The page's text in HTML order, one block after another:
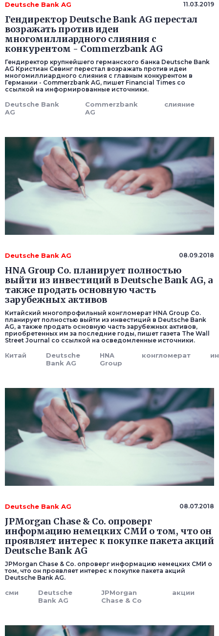
Deutsche Bank AG 11.03.2019
Гендиректор Deutsche Bank AG перестал
возражать против идеи
многомиллиардного слияния с
конкурентом - Commerzbank AG
Гендиректор крупнейшего германского банка Deutsche Bank
AG Кристиан Севинг перестал возражать против идеи
многомиллиардного слияния с главным конкурентом в
Германии - Commerzbank AG, пишет Financial Times со
ссылкой на информированные источники.
Deutsche Bank
AG
Commerzbank
AG
слияние
Deutsche Bank AG 08.09.2018
HNA Group Co. планирует полностью
выйти из инвестиций в Deutsche Bank AG, а
также продать основную часть
зарубежных активов
Китайский многопрофильный конгломерат HNA Group Co.
планирует полностью выйти из инвестиций в Deutsche Bank
AG, а также продать основную часть зарубежных активов,
приобретенных им за последние годы, пишет газета The Wall
Street Journal со ссылкой на осведомленные источники.
Китай
Deutsche
Bank AG
HNA
Group
конгломерат
Deutsche Bank AG 08.07.2018
JPMorgan Chase & Co. опроверг
информацию немецких СМИ о том, что он
проявляет интерес к покупке пакета акций
Deutsche Bank AG
JPMorgan Chase & Co. опроверг информацию немецких СМИ о
том, что он проявляет интерес к покупке пакета акций
Deutsche Bank AG.
сми
Deutsche
Bank AG
JPMorgan
Chase & Co
акции